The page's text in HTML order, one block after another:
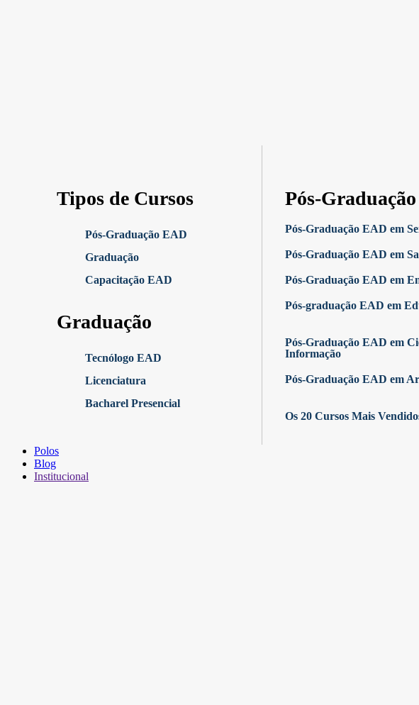
Tipos de Cursos
Pós-Graduação EAD
Graduação
Capacitação EAD
Graduação
Tecnólogo EAD
Licenciatura
Bacharel Presencial
Pós-Graduação
Pós-Graduação EAD em
Pós-Graduação EAD em
Pós-Graduação EAD em
Pós-graduação EAD em
Pós-Graduação EAD em
Informação
Pós-Graduação EAD em
Os 20 Cursos Mais
Polos
Blog
Institucional